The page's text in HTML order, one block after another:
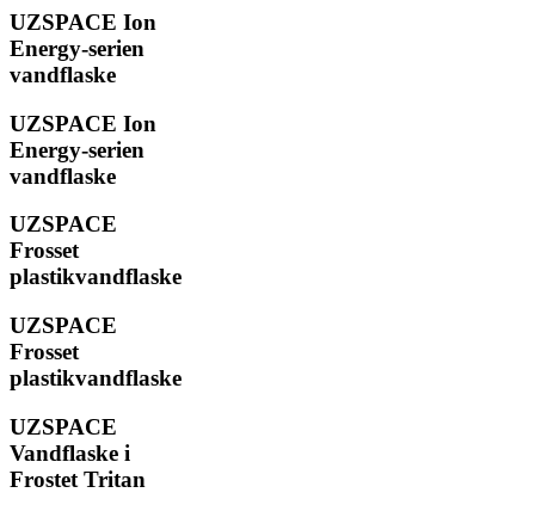
UZSPACE Ion
Energy-serien
vandflaske
UZSPACE Ion
Energy-serien
vandflaske
UZSPACE
Frosset
plastikvandflaske
UZSPACE
Frosset
plastikvandflaske
UZSPACE
Vandflaske i
Frostet Tritan